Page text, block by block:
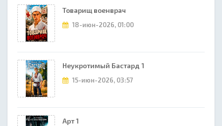
Товарищ военврач
18-июн-2026, 01:00
Неукротимый Бастард 1
15-июн-2026, 03:57
Арт 1